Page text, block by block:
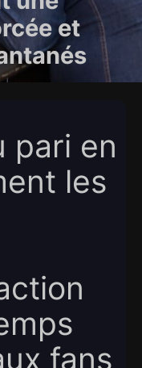
et
pari en
les
fans